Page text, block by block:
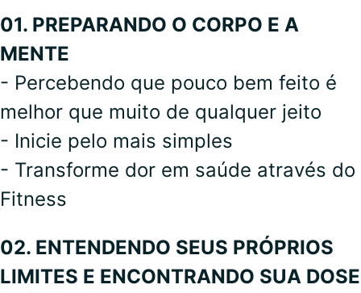
01. PREPARANDO O CORPO E A
MENTE
- Percebendo que pouco bem feito é
melhor que muito de qualquer jeito
- Inicie pelo mais simples
- Transforme dor em saúde através do
Fitness
02. ENTENDENDO SEUS PRÓPRIOS
LIMITES E ENCONTRANDO SUA DOSE